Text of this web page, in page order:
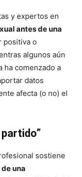
y expertos en
antes de una
positiva o
algunos aún
ha comenzado a
datos
afecta (o no) el
sostiene
una